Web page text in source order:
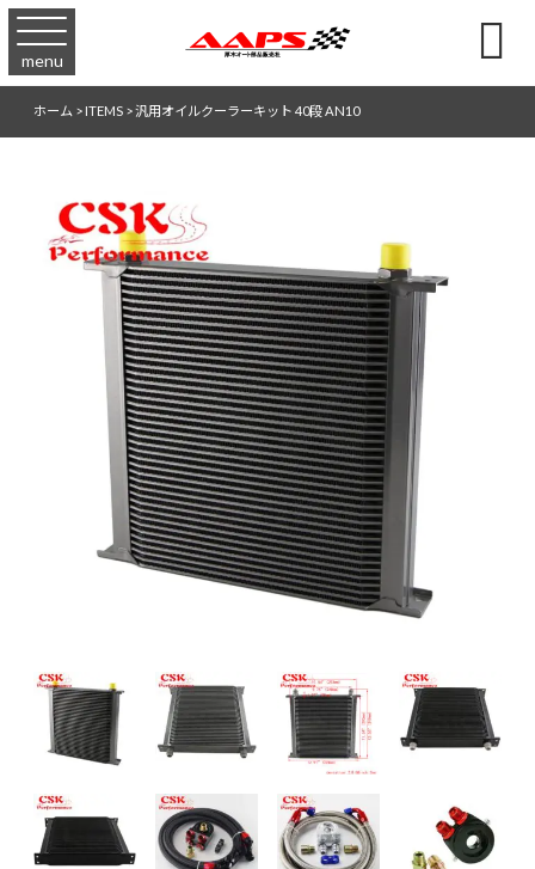
menu 
ホーム>ITEMS>汎用オイルクーラーキット 40段 AN10